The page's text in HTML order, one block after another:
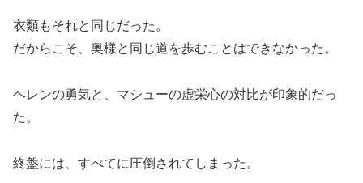
衣類もそれと同じだった。
だからこそ、奥様と同じ道を歩むことはできなかった。
ヘレンの勇気と、マシューの虚栄心の対比が印象的だっ
た。
終盤には、すべてに圧倒されてしまった。